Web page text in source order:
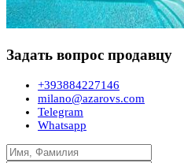
Задать вопрос продавцу
+393884227146
milano@azarovs.com
Telegram
Whatsapp